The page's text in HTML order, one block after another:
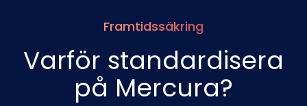
Framtidssäkring
Varför standardisera
på Mercura?